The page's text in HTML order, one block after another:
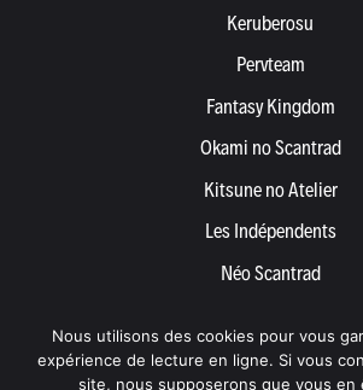
Keruberosu
Pervteam
Fantasy Kingdom
Okami no Scantrad
Kitsune no Atelier
Les Indépendents
Néo Scantrad
Devenir partenaire
Nous utilisons des cookies pour vous
expérience de lecture en ligne. Si vous
site, nous supposerons que vous en